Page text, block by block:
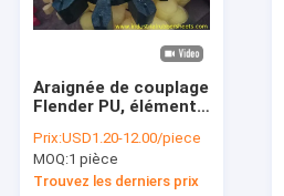
Araignée de couplage
Flender PU, élément
PU
Prix:USD1.20-12.00/piece
MOQ:1 pièce
Trouvez les derniers prix